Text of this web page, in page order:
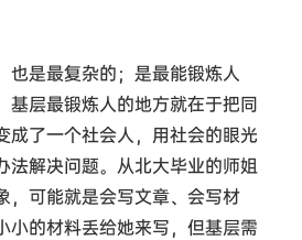
也是最复杂的；是最能锻炼人
基层最锻炼人的地方就在于把同
成了一个社会人，用社会的眼光
法解决问题。从北大毕业的师姐
，可能就是会写文章、会写材
小的材料丢给她来写，但基层需